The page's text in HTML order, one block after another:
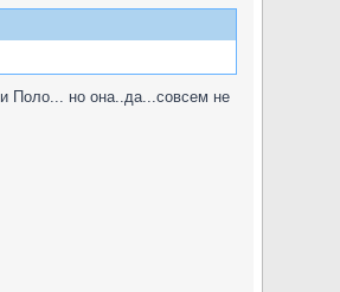
Поло... но она..да...совсем не